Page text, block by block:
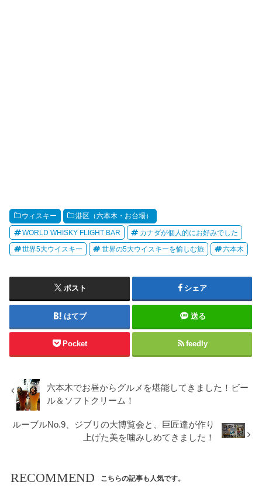
ウィスキー 港区（六本木・お台場）
WORLD WHISKY FLIGHT BAR カナダが個人的にお好みでした
世界5大ウイスキー 世界の5大ウイスキーを愉しむ旅 六本木
ポスト シェア
はてブ 送る
Pocket feedly
六本木でお昼からグルメを堪能してきました！ビー
ル＆ソフトクリーム！
ルーブルNo.9、ジブリの大博覧会と、巨匠達が作り
上げた美を噛みしめてきました！
RECOMMEND こちらの記事も人気です。